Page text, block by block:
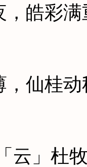
彩满
桂动
」杜